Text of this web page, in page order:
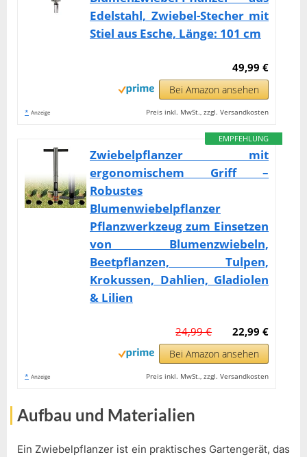
Edelstahl, Zwiebel-Stecher mit
Stiel aus Esche, Länge: 101 cm
49,99 €
Bei Amazon ansehen
* Anzeige Preis inkl. MwSt., zzgl. Versandkosten
EMPFEHLUNG
Zwiebelpflanzer mit
ergonomischem Griff –
Robustes
Blumenwiebelpflanzer
Pflanzwerkzeug zum Einsetzen
von Blumenzwiebeln,
Beetpflanzen, Tulpen,
Krokussen, Dahlien, Gladiolen
& Lilien
22,99 €
24,99 €
Bei Amazon ansehen
* Anzeige Preis inkl. MwSt., zzgl. Versandkosten
Aufbau und Materialien
Ein Zwiebelpflanzer ist ein praktisches Gartengerät, das